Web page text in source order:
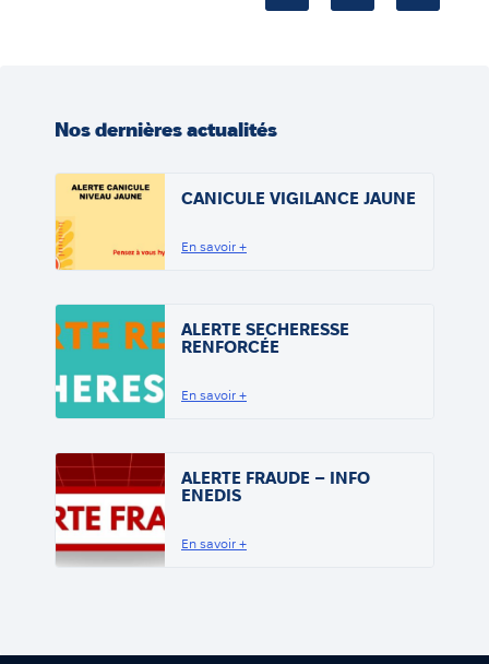
Nos dernières actualités
CANICULE VIGILANCE JAUNE
En savoir +
ALERTE SECHERESSE
RENFORCÉE
En savoir +
ALERTE FRAUDE – INFO
ENEDIS
En savoir +